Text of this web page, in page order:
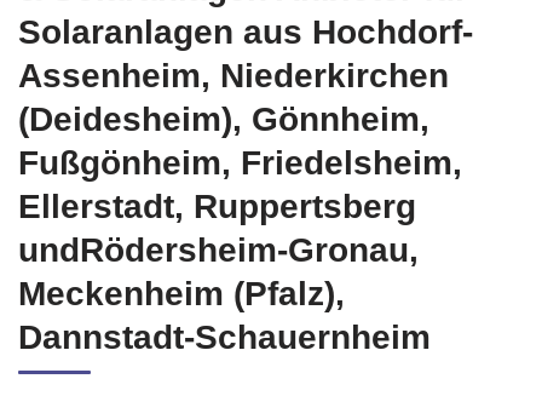
Solaranlagen aus Hochdorf-
Assenheim, Niederkirchen
(Deidesheim), Gönnheim,
Fußgönheim, Friedelsheim,
Ellerstadt, Ruppertsberg
undRödersheim-Gronau,
Meckenheim (Pfalz),
Dannstadt-Schauernheim